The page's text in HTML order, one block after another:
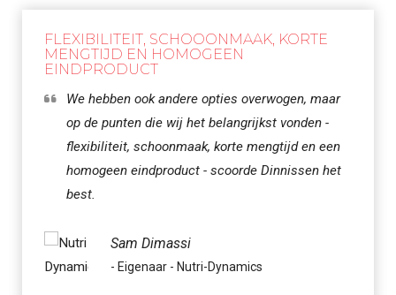
FLEXIBILITEIT, SCHOOONMAAK, KORTE
MENGTIJD EN HOMOGEEN
EINDPRODUCT
We hebben ook andere opties overwogen, maar
op de punten die wij het belangrijkst vonden -
flexibiliteit, schoonmaak, korte mengtijd en een
homogeen eindproduct - scoorde Dinnissen het
best.
Sam Dimassi
- Eigenaar - Nutri-Dynamics